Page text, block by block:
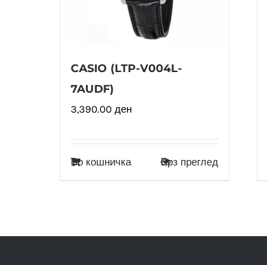
CASIO (LTP-V004L-
7AUDF)
3,390.00 ден
Во кошничка Брз преглед